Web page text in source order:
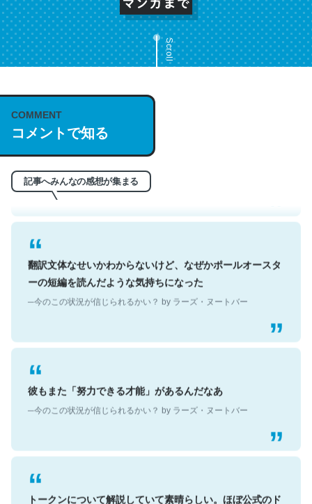
Scroll
COMMENT
コメントで知る
記事へみんなの感想が集まる
これは名文。彼はとてもクレバーなんだろうなと凄く思
う。英語少しでも読める人は原文もお勧め。自分はこの流
れ好き。Let’s Fucking Go. Then Covid hit. Shit.
─今のこの状況が信じられるかい？ by ラーズ・ヌートバー
翻訳文体なせいかわからないけど、なぜかポールオースタ
ーの短編を読んだような気持ちになった
─今のこの状況が信じられるかい？ by ラーズ・ヌートバー
彼もまた「努力できる才能」があるんだなあ
─今のこの状況が信じられるかい？ by ラーズ・ヌートバー
トークンについて解説していて素晴らしい。ほぼ公式のド